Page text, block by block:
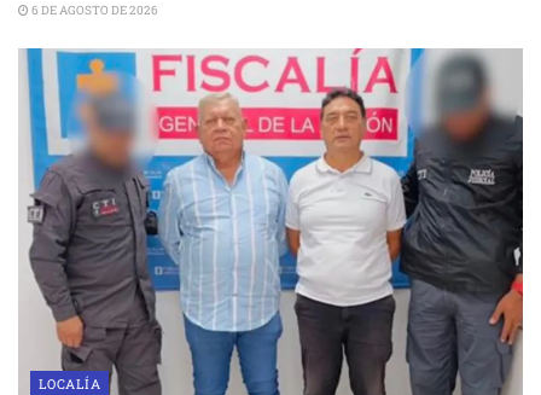
6 DE AGOSTO DE 2026
LOCALÍA